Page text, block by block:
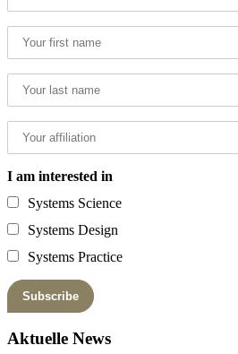
I am interested in
Systems Science
Systems Design
Systems Practice
Aktuelle News